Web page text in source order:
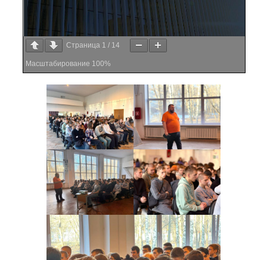
Страница 1 / 14
Масштабирование 100%